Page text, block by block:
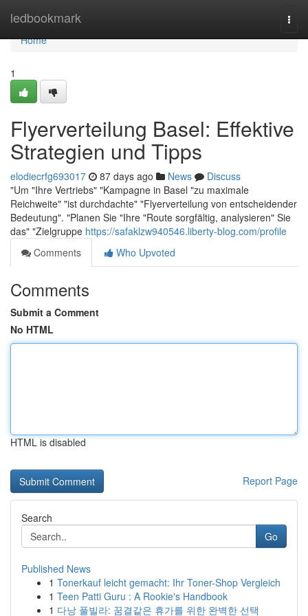
ledbookmark
Home
Home
1
Flyerverteilung Basel: Effektive
Strategien und Tipps
elodiecrfg693017 87 days ago News
Discuss
"Um "Ihre Vertriebs" "Kampagne in Basel "zu maximale
Reichweite" "ist durchdachte" "Flyerverteilung von entscheidender
Bedeutung". "Planen Sie "Ihre "Route sorgfältig, analysieren" Sie
das" "Zielgruppe https://safaklzw940546.liberty-blog.com/profile
Comments
Who Upvoted
Comments
Submit a Comment
No HTML
HTML is disabled
Report Page
Search
Go
Published News
1 Tonerkauf leicht gemacht: Ihr Toner-Shop Vergleich
1 Teen Patti Guru : A Rookie's Handbook
1 다낭 풀빌라: 꿈결같은 휴가를 위한 완벽한 선택